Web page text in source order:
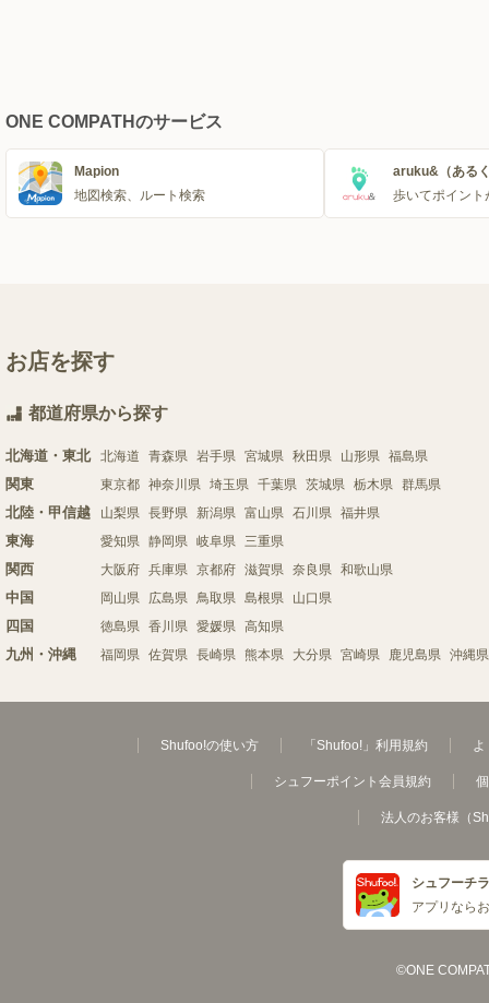
ONE COMPATHのサービス
Mapion
地図検索、ルート検索
aruku&（ある
歩いてポイント
お店を探す
都道府県から探す
北海道・東北 北海道 青森県 岩手県 宮城県 秋田県 山形県 福島県
関東 東京都 神奈川県 埼玉県 千葉県 茨城県 栃木県 群馬県
北陸・甲信越 山梨県 長野県 新潟県 富山県 石川県 福井県
東海 愛知県 静岡県 岐阜県 三重県
関西 大阪府 兵庫県 京都府 滋賀県 奈良県 和歌山県
中国 岡山県 広島県 鳥取県 島根県 山口県
四国 徳島県 香川県 愛媛県 高知県
九州・沖縄 福岡県 佐賀県 長崎県 熊本県 大分県 宮崎県 鹿児島県 沖縄県
Shufoo!の使い方 「Shufoo!」利用規約 よ
シュフーポイント会員規約
法人のお客様（
シュフーチ
アプリなら
©ONE